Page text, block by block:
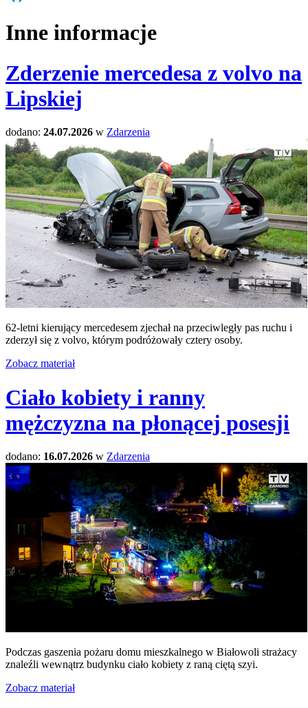
Inne informacje
Zderzenie mercedesa z volvo na
Lipskiej
dodano: 24.07.2026 w Zdarzenia
62-letni kierujący mercedesem zjechał na przeciwległy pas ruchu i
zderzył się z volvo, którym podróżowały cztery osoby.
Zobacz materiał
Ciało kobiety i ranny
mężczyzna na płonącej posesji
dodano: 16.07.2026 w Zdarzenia
Podczas gaszenia pożaru domu mieszkalnego w Białowoli strażacy
znaleźli wewnątrz budynku ciało kobiety z raną ciętą szyi.
Zobacz materiał